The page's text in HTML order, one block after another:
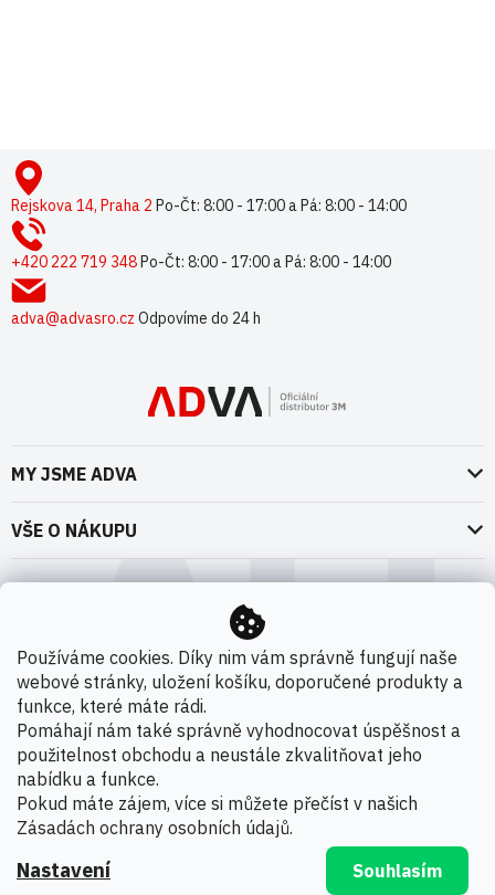
Používáme cookies. Díky nim vám správně fungují naše
webové stránky, uložení košíku, doporučené produkty a
funkce, které máte rádi.
Pomáhají nám také správně vyhodnocovat úspěšnost a
použitelnost obchodu a neustále zkvalitňovat jeho
nabídku a funkce.
Pokud máte zájem, více si můžete přečíst v našich
Zásadách ochrany osobních údajů.
Nastavení Souhlasím
pRejskova 14, Praha 2 Po-Čt: 8:00 - 17:00 a Pá: 8:00 - 14:00
+420 222 719 348Po-Čt: 8:00 - 17:00 a Pá: 8:00 - 14:00
adva@advasro.cz Odpovíme do 24 h
MY JSME ADVA
O nás
Naše dokumenty
Kontakty
Novinky
VŠE O NÁKUPU
Doprava a platba
VOP pro spotřebitele - fyzické osoby
VOP pro nakupující podnikatele
VOP Letectví / GT&C Aerospace
Zpracování osobních údajů
Kamenná prodejna
Možnosti platby
Copyright 2026
Všechna práva vyhrazena.